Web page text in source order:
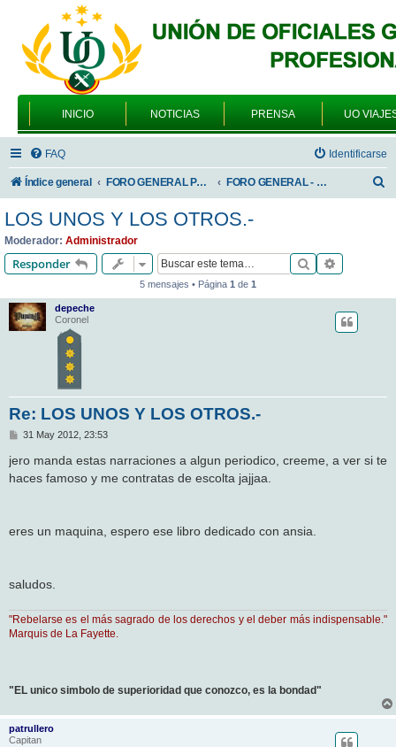
INICIO NOTICIAS PRENSA UO
FAQ Identificarse
Índice general FORO GENERAL PARA TODOS LOS USUARIOS FORO GENERAL - VARIEDADES
r
LOS UNOS Y LOS OTROS.-
Moderador: Administrador
Responder Buscar
5 mensajes • Página 1 de 1
depeche
Coronel
Re: LOS UNOS Y LOS OTROS.-
M
n
s
a
31 May 2012, 23:53
jero manda estas narraciones a algun periodico, creeme, a ver si te
haces famoso y me contratas de escolta jajjaa.
eres un maquina, espero ese libro dedicado con ansia.
saludos.
"Rebelarse es el más sagrado de los derechos y el deber más indispensable."
Marquis de La Fayette.
"EL unico simbolo de superioridad que conozco, es la bondad"
patrullero
Capitan